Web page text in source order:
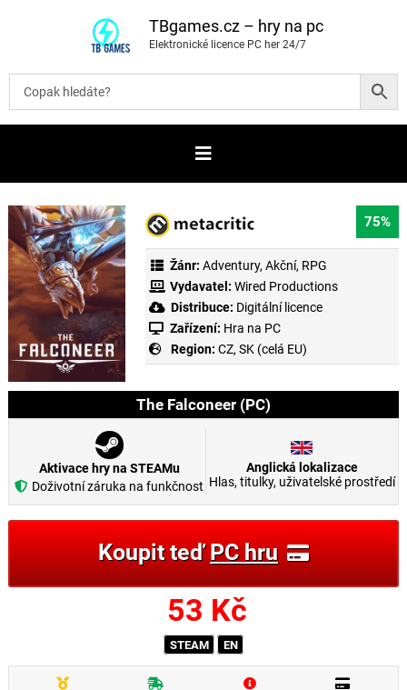
t
b
TBgames.cz – hry na pc
Elektronické licence PC her 24/7
75%
Žánr: Adventury, Akční, RPG
Vydavatel: Wired Productions
Distribuce: Digitální licence
Zařízení: Hra na PC
Region: CZ, SK (celá EU)
The Falconeer (PC)
Aktivace hry na STEAMu
Doživotní záruka na funkčnost
Anglická lokalizace
Hlas, titulky, uživatelské prostředí
Koupit teďPC hru
53 Kč
STEAM EN